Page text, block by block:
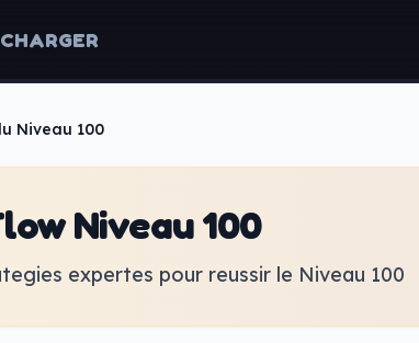
Niveau 100
Niveau 100
expertes pour reussir le Niveau 100